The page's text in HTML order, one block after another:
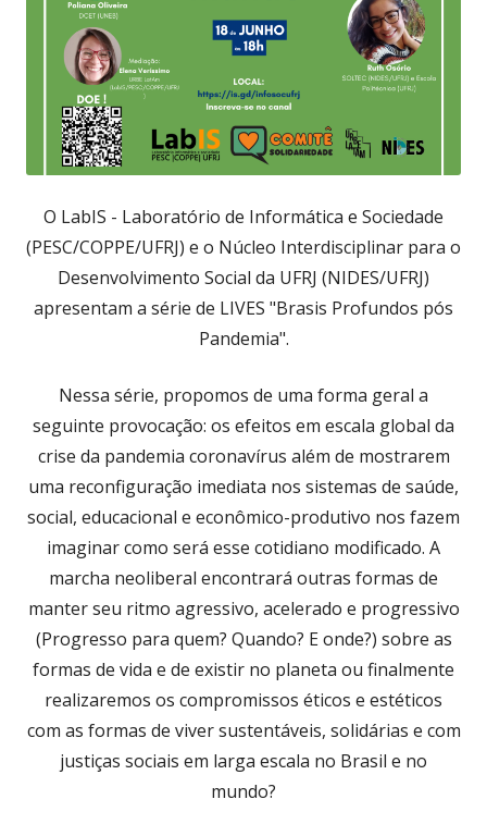
O LabIS - Laboratório de Informática e Sociedade
(PESC/COPPE/UFRJ) e o Núcleo Interdisciplinar para o
Desenvolvimento Social da UFRJ (NIDES/UFRJ)
apresentam a série de LIVES "Brasis Profundos pós
Pandemia".
Nessa série, propomos de uma forma geral a
seguinte provocação: os efeitos em escala global da
crise da pandemia coronavírus além de mostrarem
uma reconfiguração imediata nos sistemas de saúde,
social, educacional e econômico-produtivo nos fazem
imaginar como será esse cotidiano modificado. A
marcha neoliberal encontrará outras formas de
manter seu ritmo agressivo, acelerado e progressivo
(Progresso para quem? Quando? E onde?) sobre as
formas de vida e de existir no planeta ou finalmente
realizaremos os compromissos éticos e estéticos
com as formas de viver sustentáveis, solidárias e com
justiças sociais em larga escala no Brasil e no
mundo?